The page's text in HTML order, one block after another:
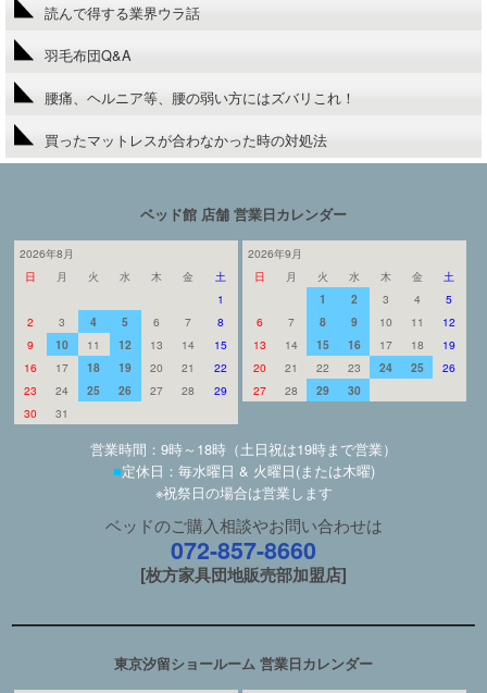
読んで得する業界ウラ話
羽毛布団Q&A
腰痛、ヘルニア等、腰の弱い方にはズバリこれ！
買ったマットレスが合わなかった時の対処法
ベッド館 店舗 営業日カレンダー
2026年8月
日
月 火 水 木 金
土
1
2
3 4 5 6 7
8
9
10 11 12 13 14
15
16
17 18 19 20 21
22
23
24 25 26 27 28
29
30
31
2026年9月
日
月 火 水 木 金
土
1
2 3 4
5
6
7 8 9 10 11
12
13
14 15 16 17 18
19
20
21 22 23 24 25
26
27
28 29 30
営業時間：9時～18時（土日祝は19時まで営業）
■定休日：毎水曜日 & 火曜日(または木曜)
※祝祭日の場合は営業します
ベッドのご購入相談やお問い合わせは
072-857-8660
[枚方家具団地販売部加盟店]
東京汐留ショールーム 営業日カレンダー